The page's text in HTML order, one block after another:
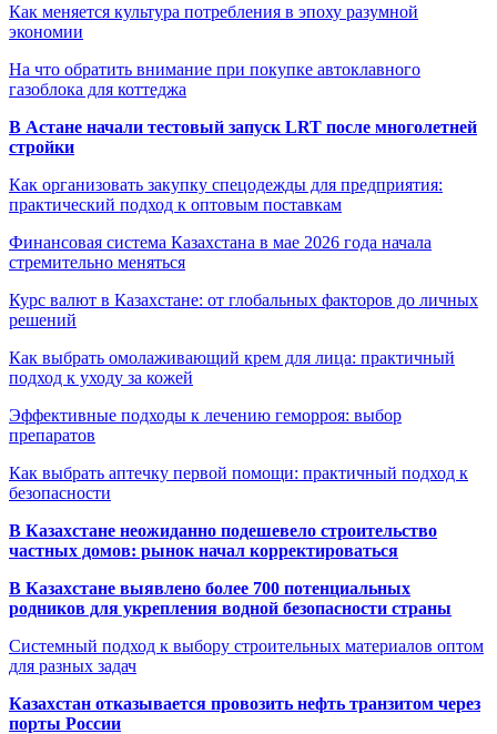
Как меняется культура потребления в эпоху разумной
экономии
На что обратить внимание при покупке автоклавного
газоблока для коттеджа
В Астане начали тестовый запуск LRT после многолетней
стройки
Как организовать закупку спецодежды для предприятия:
практический подход к оптовым поставкам
Финансовая система Казахстана в мае 2026 года начала
стремительно меняться
Курс валют в Казахстане: от глобальных факторов до личных
решений
Как выбрать омолаживающий крем для лица: практичный
подход к уходу за кожей
Эффективные подходы к лечению геморроя: выбор
препаратов
Как выбрать аптечку первой помощи: практичный подход к
безопасности
В Казахстане неожиданно подешевело строительство
частных домов: рынок начал корректироваться
В Казахстане выявлено более 700 потенциальных
родников для укрепления водной безопасности страны
Системный подход к выбору строительных материалов оптом
для разных задач
Казахстан отказывается провозить нефть транзитом через
порты России